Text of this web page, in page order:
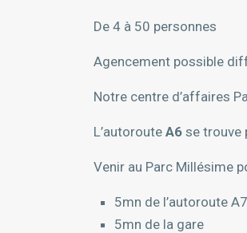
Toujours
Google
De 4 à 50 personnes
Agencement possible
Notre centre d’affaires
L’autoroute A6 se trouve
Venir au Parc Millésime
5mn de l’autoroute A7
5mn de la gare